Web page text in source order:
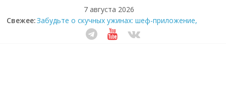
7 августа 2026
Свежее:Забудьте о скучных ужинах: шеф-приложение,
которое видит вашу еду насквозь
Небо зовёт: как бизнес на полётах дронов и